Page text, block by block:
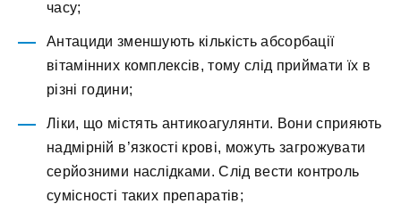
часу;
Антациди зменшують кількість абсорбації
вітамінних комплексів, тому слід приймати їх в
різні години;
Ліки, що містять антикоагулянти. Вони сприяють
надмірній в’язкості крові, можуть загрожувати
серйозними наслідками. Слід вести контроль
сумісності таких препаратів;